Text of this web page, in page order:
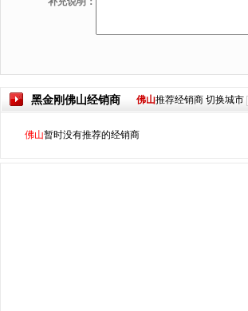
黑金刚 佛山经销商 佛山推荐经销商 切换城市
佛山暂时没有推荐的经销商